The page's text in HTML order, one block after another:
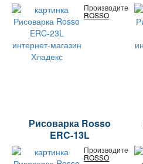
Производитель:
ROSSO
Рисоварка Rosso
ERC-13L
Производитель:
ROSSO